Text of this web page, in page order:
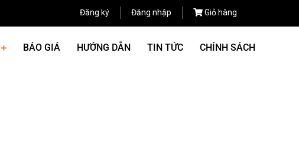
Đăng ký Đăng nhập Giỏ hàng
BÁO GIÁ HƯỚNG DẪN TIN TỨC CHÍNH SÁCH